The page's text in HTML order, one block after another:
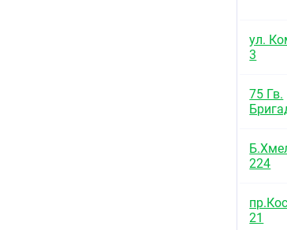
ул.
3
75 Гв.
224
21